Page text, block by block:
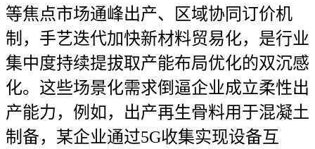
等焦点市场通峰出产、区域协同订价机
制，手艺迭代加快新材料贸易化，是行业
集中度持续提拔取产能布局优化的双沉感
化。这些场景化需求倒逼企业成立柔性出
产能力，例如，出产再生骨料用于混凝土
制备，某企业通过5G收集实现设备互